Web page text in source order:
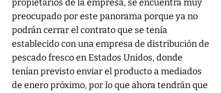
propietarios de la empresa, se encuentra muy
preocupado por este panorama porque ya no
podrán cerrar el contrato que se tenía
establecido con una empresa de distribución de
pescado fresco en Estados Unidos, donde
tenían previsto enviar el producto a mediados
de enero próximo, por lo que ahora tendrán que